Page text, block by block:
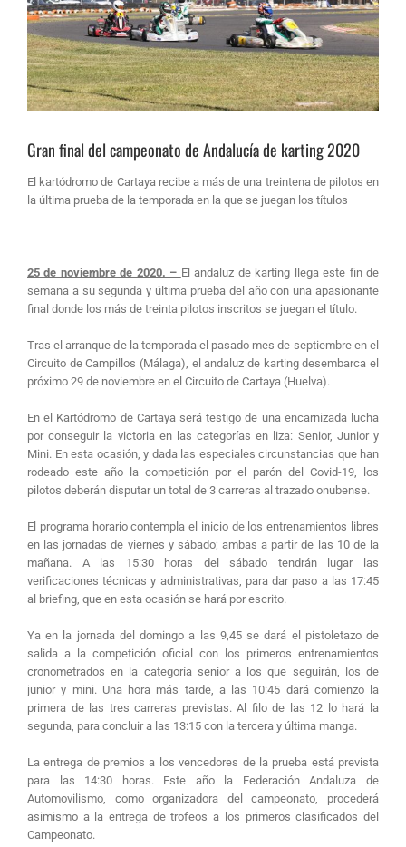
Gran final del campeonato de Andalucía de karting 2020
El kartódromo de Cartaya recibe a más de una treintena de pilotos en
la última prueba de la temporada en la que se juegan los títulos
25 de noviembre de 2020. – El andaluz de karting llega este fin de
semana a su segunda y última prueba del año con una apasionante
final donde los más de treinta pilotos inscritos se juegan el título.
Tras el arranque de la temporada el pasado mes de septiembre en el
Circuito de Campillos (Málaga), el andaluz de karting desembarca el
próximo 29 de noviembre en el Circuito de Cartaya (Huelva).
En el Kartódromo de Cartaya será testigo de una encarnizada lucha
por conseguir la victoria en las categorías en liza: Senior, Junior y
Mini. En esta ocasión, y dada las especiales circunstancias que han
rodeado este año la competición por el parón del Covid-19, los
pilotos deberán disputar un total de 3 carreras al trazado onubense.
El programa horario contempla el inicio de los entrenamientos libres
en las jornadas de viernes y sábado; ambas a partir de las 10 de la
mañana. A las 15:30 horas del sábado tendrán lugar las
verificaciones técnicas y administrativas, para dar paso a las 17:45
al briefing, que en esta ocasión se hará por escrito.
Ya en la jornada del domingo a las 9,45 se dará el pistoletazo de
salida a la competición oficial con los primeros entrenamientos
cronometrados en la categoría senior a los que seguirán, los de
junior y mini. Una hora más tarde, a las 10:45 dará comienzo la
primera de las tres carreras previstas. Al filo de las 12 lo hará la
segunda, para concluir a las 13:15 con la tercera y última manga.
La entrega de premios a los vencedores de la prueba está prevista
para las 14:30 horas. Este año la Federación Andaluza de
Automovilismo, como organizadora del campeonato, procederá
asimismo a la entrega de trofeos a los primeros clasificados del
Campeonato.